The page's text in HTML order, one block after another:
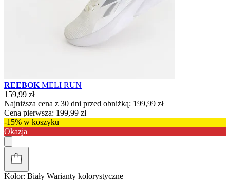
REEBOK MELI RUN
159,99 zł
Najniższa cena z 30 dni przed obniżką: 199,99 zł
Cena pierwsza: 199,99 zł
-15% w koszyku
Okazja
Kolor: Biały Warianty kolorystyczne